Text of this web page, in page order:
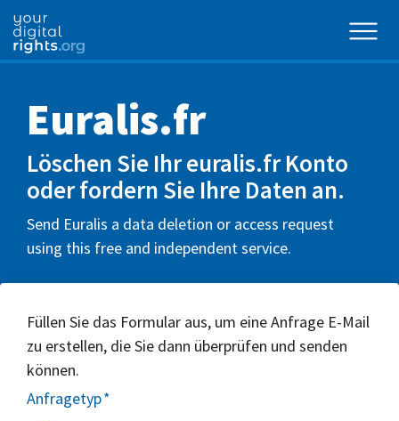
Euralis.fr
Löschen Sie Ihr euralis.fr Konto
oder fordern Sie Ihre Daten an.
Send Euralis a data deletion or access request
using this free and independent service.
Füllen Sie das Formular aus, um eine Anfrage E-Mail
zu erstellen, die Sie dann überprüfen und senden
können.
Anfragetyp*